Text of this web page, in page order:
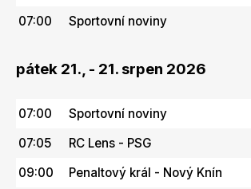
07:00
Sportovní noviny
pátek 21., - 21. srpen 2026
07:00
Sportovní noviny
07:05
RC Lens - PSG
09:00
Penaltový král - Nový Knín